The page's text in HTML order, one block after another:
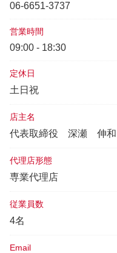
06-6651-3737
営業時間
09:00 - 18:30
定休日
土日祝
店主名
代表取締役 深瀬 伸和
代理店形態
専業代理店
従業員数
4名
Email